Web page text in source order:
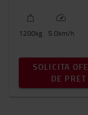
1200kg 5.0km/h
SOLICITA
DE PRET